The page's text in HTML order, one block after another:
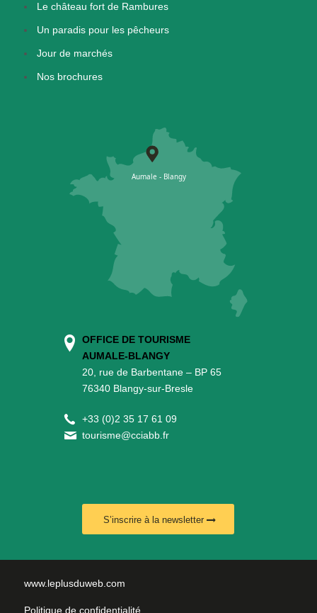
Le château fort de Rambures
Un paradis pour les pêcheurs
Jour de marchés
Nos brochures
OFFICE DE TOURISME
AUMALE-BLANGY
20, rue de Barbentane – BP 65
76340 Blangy-sur-Bresle
+33 (0)2 35 17 61 09
tourisme@cciabb.fr
S’inscrire à la newsletter
www.leplusduweb.com
Politique de confidentialité